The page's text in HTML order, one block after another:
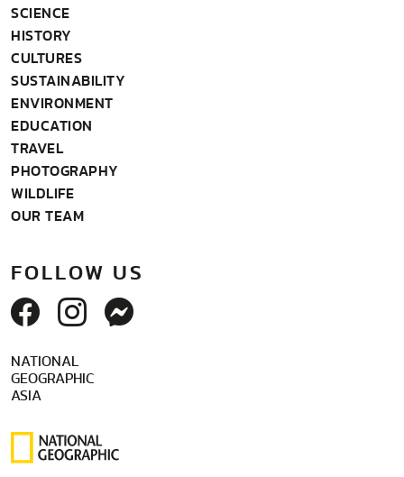
SCIENCE
HISTORY
CULTURES
SUSTAINABILITY
ENVIRONMENT
EDUCATION
TRAVEL
PHOTOGRAPHY
WILDLIFE
OUR TEAM
FOLLOW US
NATIONAL
GEOGRAPHIC
ASIA